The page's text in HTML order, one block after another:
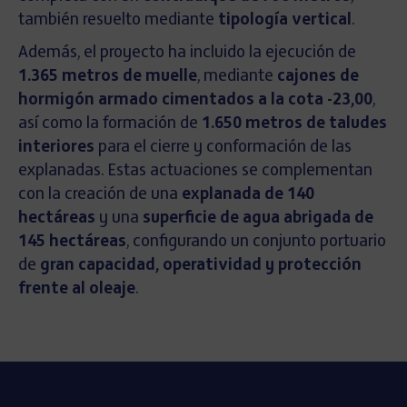
también resuelto mediante tipología vertical.
Además, el proyecto ha incluido la ejecución de
1.365 metros de muelle, mediante cajones de
hormigón armado cimentados a la cota -23,00,
así como la formación de 1.650 metros de taludes
interiores para el cierre y conformación de las
explanadas. Estas actuaciones se complementan
con la creación de una explanada de 140
hectáreas y una superficie de agua abrigada de
145 hectáreas, configurando un conjunto portuario
de gran capacidad, operatividad y protección
frente al oleaje.